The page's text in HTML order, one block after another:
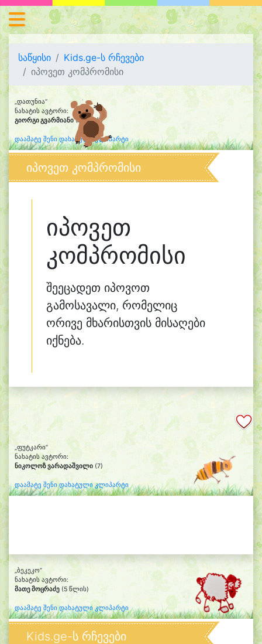
საწყისი
Kids.ge-ს რჩევები
იპოვეთ კომპრომისი
„დათუნია“
ნახატის ავტორი:
გიორგი გვარმიანი(5 წლის)
დაამატე შენი დახატული კლიპარტი
იპოვეთ კომპრომისი
იპოვეთ
კომპრომისი
შეეცადეთ იპოვოთ
გამოსავალი, რომელიც
ორივე მხარისთვის მისაღები
იქნება.
„ფუტკარი“
ნახატის ავტორი:
ნიკოლოზ ვარადაშვილი (7)
დაამატე შენი დახატული კლიპარტი
„ბეკეკო“
ნახატის ავტორი:
მათე მოცრაძე (5 წლის)
დაამატე შენი დახატული კლიპარტი
Kids.ge-ს რჩევები